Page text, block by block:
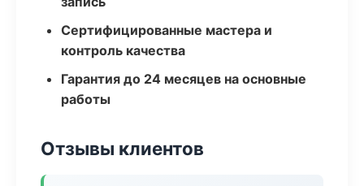
Сертифицированные мастера и
контроль качества
Гарантия до 24 месяцев на основные
работы
Отзывы клиентов